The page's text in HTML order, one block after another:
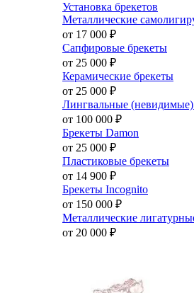
Установка брекетов
Металлические
от 17 000 ₽
Сапфировые брекеты
от 25 000 ₽
Керамические брекеты
от 25 000 ₽
Лингвальные
от 100 000 ₽
Брекеты Damon
от 25 000 ₽
Пластиковые брекеты
от 14 900 ₽
Брекеты Incognito
от 150 000 ₽
Металлические
от 20 000 ₽